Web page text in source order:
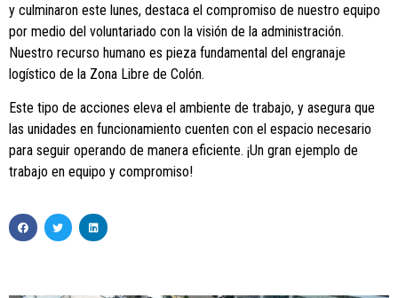
y culminaron este lunes, destaca el compromiso de nuestro equipo
por medio del voluntariado con la visión de la administración.
Nuestro recurso humano es pieza fundamental del engranaje
logístico de la Zona Libre de Colón.
Este tipo de acciones eleva el ambiente de trabajo, y asegura que
las unidades en funcionamiento cuenten con el espacio necesario
para seguir operando de manera eficiente. ¡Un gran ejemplo de
trabajo en equipo y compromiso!